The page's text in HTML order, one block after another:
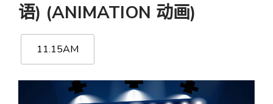
语) (ANIMATION 动画)
11.15AM